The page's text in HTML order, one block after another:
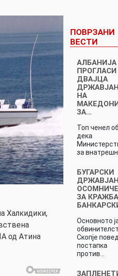
Халкидики,
од Атина
ПОВРЗАНИ
ВЕСТИ
АЛБАНИЈА
ПРОГЛАСИ
ДВАЈЦА
НА
ЗА…
Топ ченел
дека
за
БУГАРСКИ
ЗА
Основното
Скопје
постапка
против…